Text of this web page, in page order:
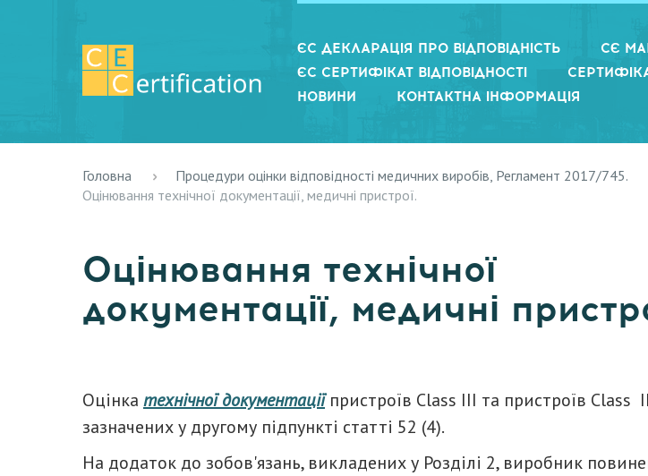
ЄС ДЕКЛАРАЦІЯ ПРО ВІДПОВІДНІСТЬ СЄ
ЄС СЕРТИФІКАТ ВІДПОВІДНОСТІ
НОВИНИ
КОНТАКТНА ІНФОРМАЦІЯ
Головна
Процедури оцінки відповідності медичних виробів, Регламент 2017/745.
Оцінювання технічної документації, медичні пристрої.
Оцінювання технічної
документації, медичні
Оцінка технічної документаціїпристроїв Class III та пристроїв Class
зазначених у другому підпункті статті 52 (4).
На додаток до зобов'язань, викладених у Розділі 2, виробник